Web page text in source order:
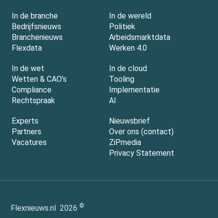
In de branche
Bedrijfsnieuws
Branchenieuws
Flexdata
In de wereld
Politiek
Arbeidsmarktdata
Werken 4.0
In de wet
Wetten & CAO’s
Compliance
Rechtspraak
In de cloud
Tooling
Implementatie
AI
Experts
Partners
Vacatures
Nieuwsbrief
Over ons (contact)
ZiPmedia
Privacy Statement
Flexnieuws.nl 2026 ©